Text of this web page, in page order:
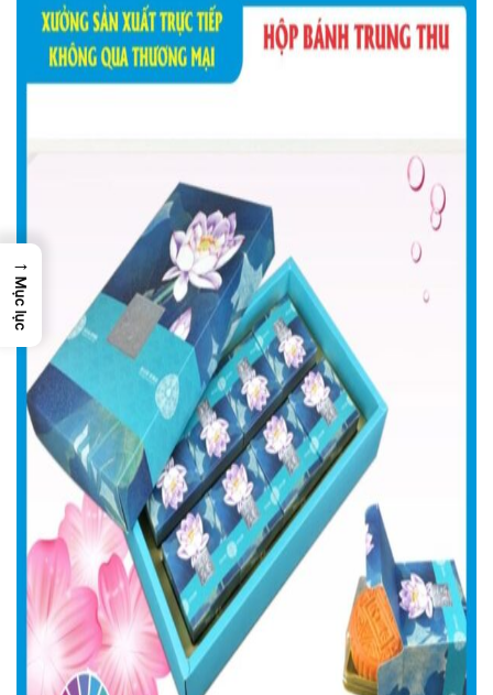
→
Mục lục